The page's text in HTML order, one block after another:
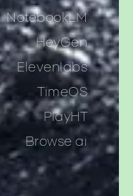
NotebookLM
HeyGen
Elevenlabs
TimeOS
PlayHT
Browse ai